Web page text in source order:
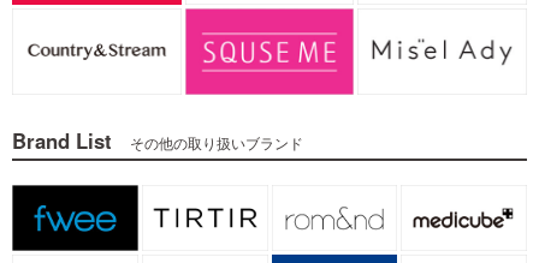
Brand List その他の取り扱いブランド